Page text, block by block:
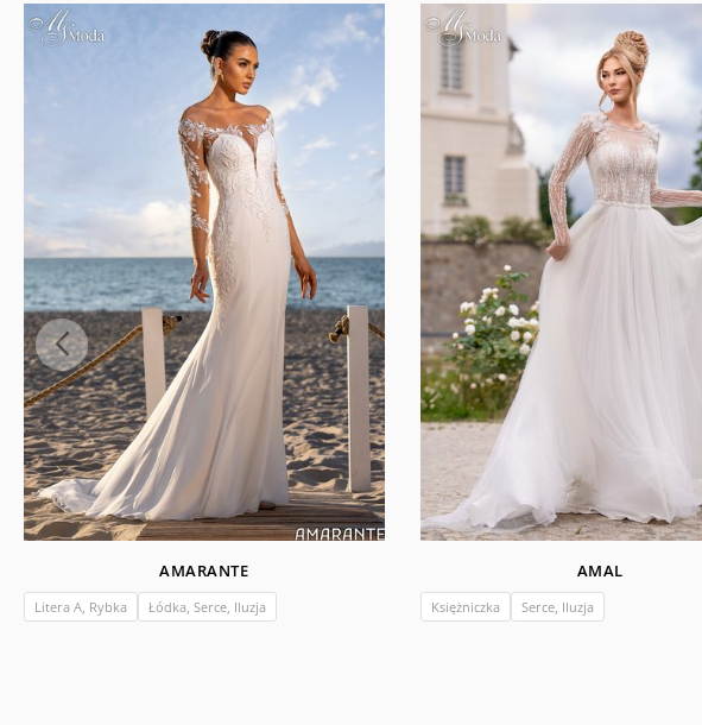
AMARANTE
Litera A, Rybka Łódka, Serce, Iluzja
AMAL
Księżniczka Serce, Iluzja